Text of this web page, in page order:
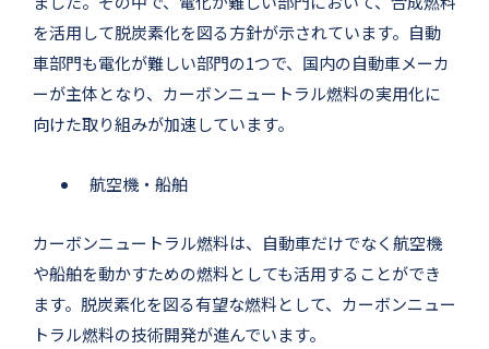
を活用して脱炭素化を図る方針が示されています。自動
車部門も電化が難しい部門の1つで、国内の自動車メーカ
ーが主体となり、カーボンニュートラル燃料の実用化に
向けた取り組みが加速しています。
航空機・船舶
カーボンニュートラル燃料は、自動車だけでなく航空機
や船舶を動かすための燃料としても活用することができ
ます。脱炭素化を図る有望な燃料として、カーボンニュー
トラル燃料の技術開発が進んでいます。